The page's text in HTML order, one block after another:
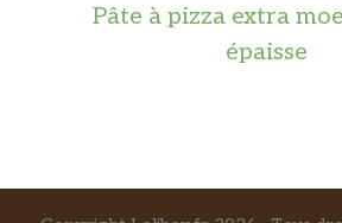
Pâte à pizza extra
épaisse